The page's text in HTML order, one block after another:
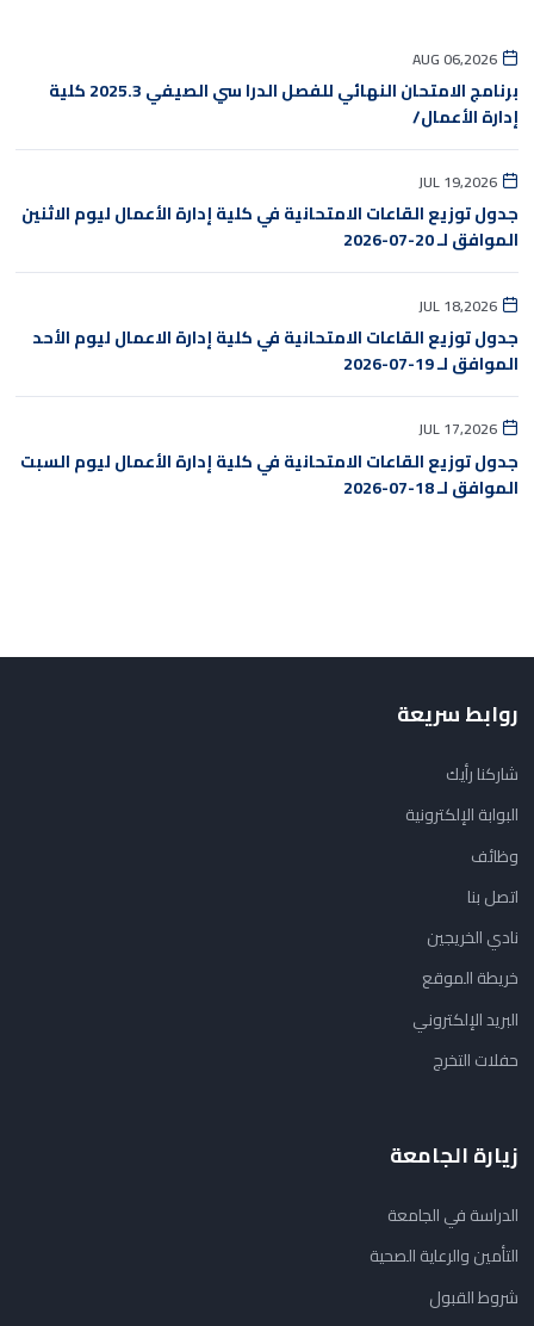
AUG 06,2026
برنامج الامتحان النهائي للفصل الدرا سي الصيفي 2025.3 كلية
إدارة الأعمال/
JUL 19,2026
جدول توزيع القاعات الامتحانية في كلية إدارة الأعمال ليوم الاثنين
الموافق لـ 20-07-2026
JUL 18,2026
جدول توزيع القاعات الامتحانية في كلية إدارة الاعمال ليوم الأحد
الموافق لـ 19-07-2026
JUL 17,2026
جدول توزيع القاعات الامتحانية في كلية إدارة الأعمال ليوم السبت
الموافق لـ 18-07-2026
روابط سريعة
شاركنا رأيك
البوابة الإلكترونية
وظائف
اتصل بنا
نادي الخريجين
خريطة الموقع
البريد الإلكتروني
حفلات التخرج
زيارة الجامعة
الدراسة في الجامعة
التأمين والرعاية الصحية
شروط القبول